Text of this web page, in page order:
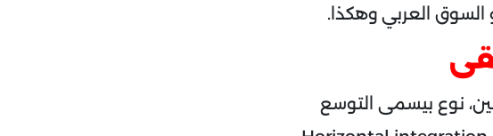
العربي وهكذا.
نوع بيسمى التوسع